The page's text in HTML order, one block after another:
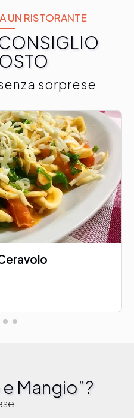
UN RISTORANTE
sorprese
e Mangio”?